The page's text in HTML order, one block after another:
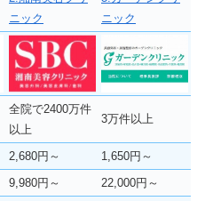
ニック
ニック
全院で2400万件
以上
3万件以上
2,680円～
1,650円～
9,980円～ 22,000円～